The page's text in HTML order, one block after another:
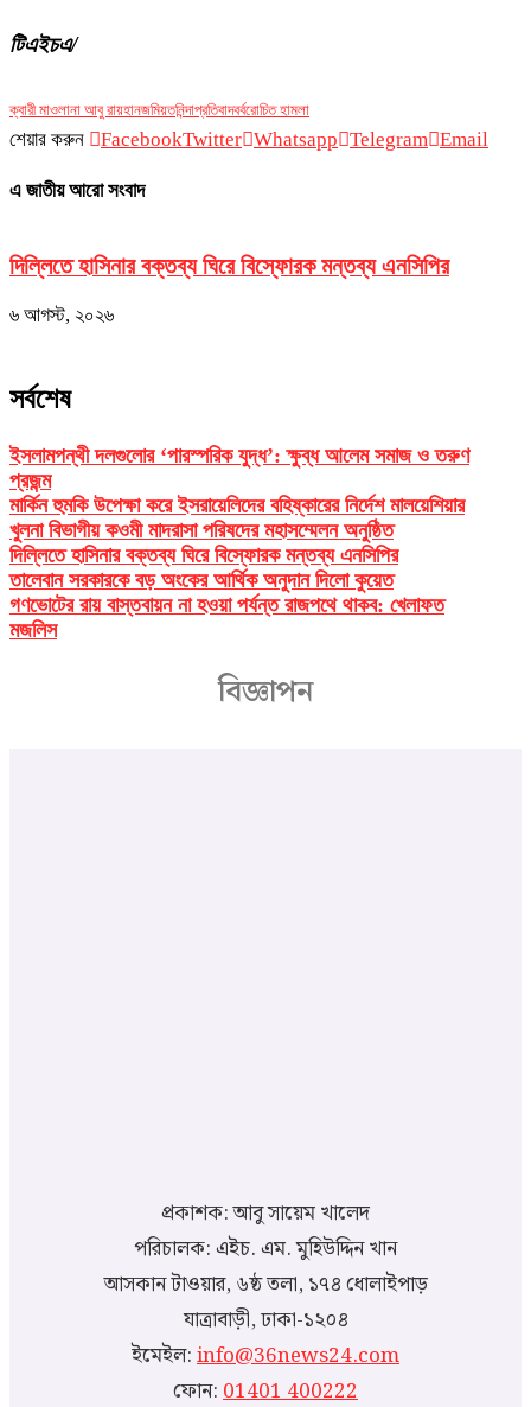
টিএইচএ/
ক্বারী মাওলানা আবু রায়হানজমিয়তনিন্দাপ্রতিবাদবর্বরোচিত হামলা
শেয়ার করুন FacebookTwitter Whatsapp Telegram Email
এ জাতীয় আরো সংবাদ
দিল্লিতে হাসিনার বক্তব্য ঘিরে বিস্ফোরক মন্তব্য এনসিপির
৬ আগস্ট, ২০২৬
সর্বশেষ
ইসলামপন্থী দলগুলোর ‘পারস্পরিক যুদ্ধ’: ক্ষুব্ধ আলেম সমাজ ও তরুণ
প্রজন্ম
মার্কিন হুমকি উপেক্ষা করে ইসরায়েলিদের বহিষ্কারের নির্দেশ মালয়েশিয়ার
খুলনা বিভাগীয় কওমী মাদরাসা পরিষদের মহাসম্মেলন অনুষ্ঠিত
দিল্লিতে হাসিনার বক্তব্য ঘিরে বিস্ফোরক মন্তব্য এনসিপির
তালেবান সরকারকে বড় অংকের আর্থিক অনুদান দিলো কুয়েত
গণভোটের রায় বাস্তবায়ন না হওয়া পর্যন্ত রাজপথে থাকব: খেলাফত
মজলিস
বিজ্ঞাপন
প্রকাশক: আবু সায়েম খালেদ
পরিচালক: এইচ. এম. মুহিউদ্দিন খান
আসকান টাওয়ার, ৬ষ্ঠ তলা, ১৭৪ ধোলাইপাড়
যাত্রাবাড়ী, ঢাকা-১২০৪
ইমেইল:info@36news24.com
ফোন:01401 400222